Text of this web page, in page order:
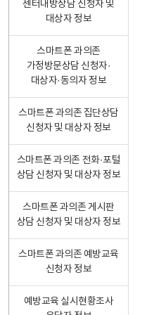
센터내방상담 신청자 및
대상자 정보
스마트폰 과의존
가정방문상담 신청자·
대상자·동의자 정보
스마트폰 과의존 집단상담
신청자 및 대상자 정보
스마트폰 과의존 전화·포털
상담 신청자 및 대상자 정보
스마트폰 과의존 게시판
상담 신청자 및 대상자 정보
스마트폰 과의존 예방교육
신청자 정보
예방교육 실시현황조사